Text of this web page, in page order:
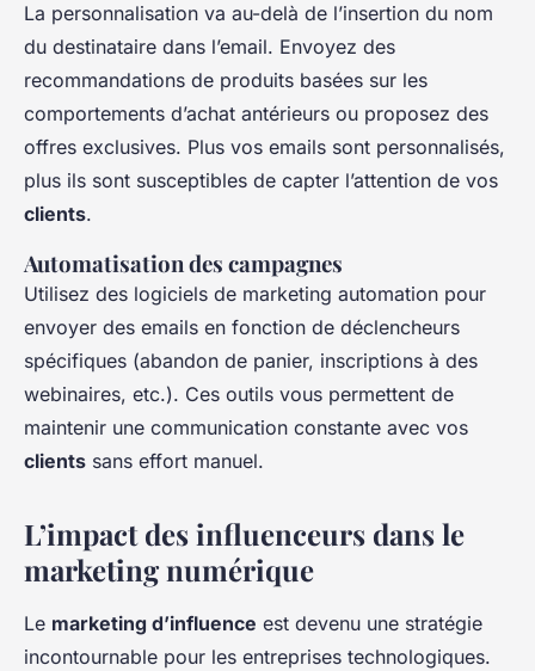
La personnalisation va au-delà de l’insertion du nom
du destinataire dans l’email. Envoyez des
recommandations de produits basées sur les
comportements d’achat antérieurs ou proposez des
offres exclusives. Plus vos emails sont personnalisés,
plus ils sont susceptibles de capter l’attention de vos
clients.
Automatisation des campagnes
Utilisez des logiciels de marketing automation pour
envoyer des emails en fonction de déclencheurs
spécifiques (abandon de panier, inscriptions à des
webinaires, etc.). Ces outils vous permettent de
maintenir une communication constante avec vos
clients sans effort manuel.
L’impact des influenceurs dans le
marketing numérique
Le marketing d’influence est devenu une stratégie
incontournable pour les entreprises technologiques.